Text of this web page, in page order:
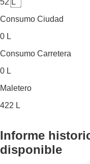
Consumo Ciudad
0 L
Consumo Carretera
0 L
Maletero
422 L
Informe
disponible